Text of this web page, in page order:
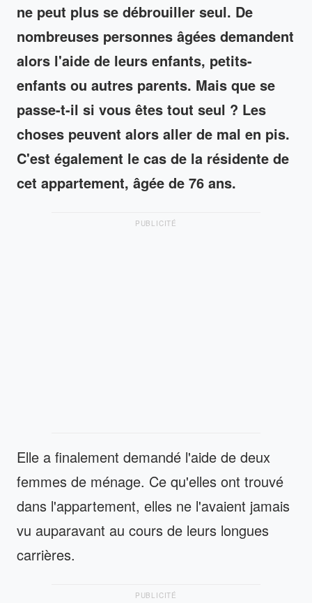
ne peut plus se débrouiller seul. De
nombreuses personnes âgées demandent
alors l'aide de leurs enfants, petits-
enfants ou autres parents. Mais que se
passe-t-il si vous êtes tout seul ? Les
choses peuvent alors aller de mal en pis.
C'est également le cas de la résidente de
cet appartement, âgée de 76 ans.
PUBLICITÉ
Elle a finalement demandé l'aide de deux
femmes de ménage. Ce qu'elles ont trouvé
dans l'appartement, elles ne l'avaient jamais
vu auparavant au cours de leurs longues
carrières.
PUBLICITÉ